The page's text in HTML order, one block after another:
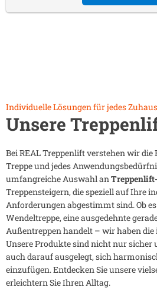
Individuelle Lösungen für jedes
Unsere
Bei REAL Treppenlift verstehen wir
Treppe und jedes
umfangreiche Auswahl an
Treppensteigern, die speziell auf Ihre
Anforderungen abgestimmt sind. Ob
Wendeltreppe, eine ausgedehnte
Außentreppen handelt – wir haben die
Unsere Produkte sind nicht nur sicher
auch darauf ausgelegt, sich
einzufügen. Entdecken Sie unsere
erleichtern Sie Ihren Alltag.